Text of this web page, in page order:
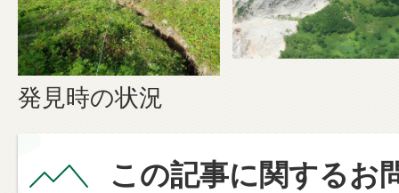
発見時の状況
この記事に関するお